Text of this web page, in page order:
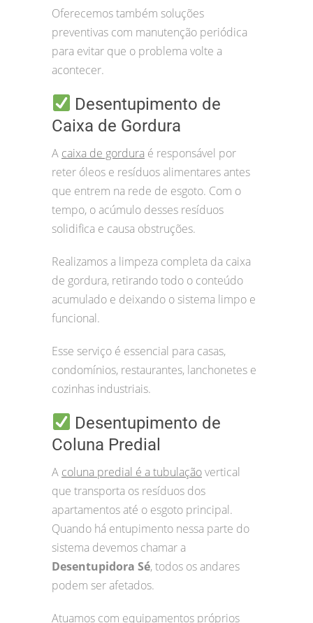
Oferecemos também soluções
preventivas com manutenção periódica
para evitar que o problema volte a
acontecer.
Desentupimento de
Caixa de Gordura
A caixa de gordura é responsável por
reter óleos e resíduos alimentares antes
que entrem na rede de esgoto. Com o
tempo, o acúmulo desses resíduos
solidifica e causa obstruções.
Realizamos a limpeza completa da caixa
de gordura, retirando todo o conteúdo
acumulado e deixando o sistema limpo e
funcional.
Esse serviço é essencial para casas,
condomínios, restaurantes, lanchonetes e
cozinhas industriais.
Desentupimento de
Coluna Predial
A coluna predial é a tubulaçãovertical
que transporta os resíduos dos
apartamentos até o esgoto principal.
Quando há entupimento nessa parte do
sistema devemos chamar a
Desentupidora Sé, todos os andares
podem ser afetados.
Atuamos com equipamentos próprios